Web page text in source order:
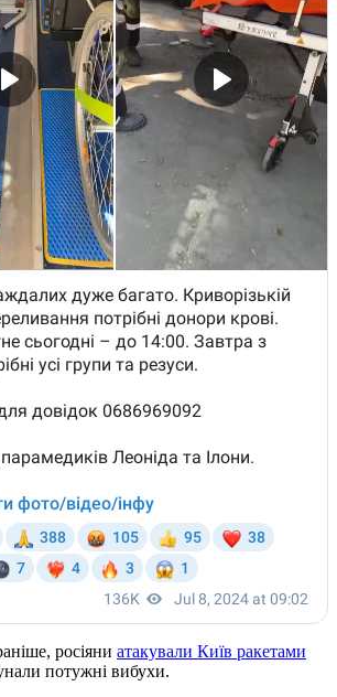
росіяни атакували Київ ракетами
потужні вибухи.